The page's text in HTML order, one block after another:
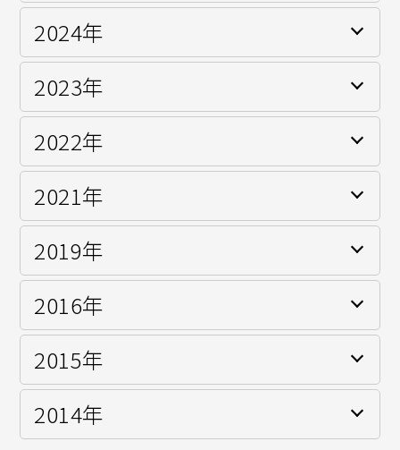
BMW & MINI Racing MINI CHALLENGE JAPANクラス
シリーズチャンピオン
スーパー耐久シリーズ ST-TCRクラス(Birth Racing
Project)
2024年
スーパー耐久シリーズ ST-Zクラス(BUZZ PROGRESS)
Mec120 vita Ama-Ama 3位 1回 ランキング2位
2023年
FIA-F4選手権シリーズ スポット参戦
2022年
全日本カート選手権OK部門 3位 1回
2021年
全日本カート選手権OK部門 3位 1回
2019年
全日本カート選手権OK部門 シリーズランキング7位(シ
ーズン1勝)
2016年
IAME INTERNATIONAL FINAL FRANCE Le Mans X30
Junior 日本代表
全日本カート選手権FS-125 西地域 シリーズランキング
3位(シーズン2勝)
2015年
地方カート選手権FS-125 西地域 シリーズランキング3
位(シーズン2勝)
2014年